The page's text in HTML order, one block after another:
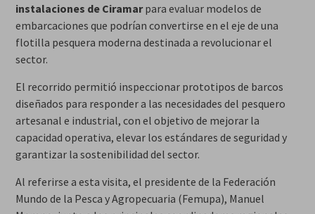
instalaciones de Ciramarpara evaluar modelos de
embarcaciones que podrían convertirse en el eje de una
flotilla pesquera moderna destinada a revolucionar el
sector.
El recorrido permitió inspeccionar prototipos de barcos
diseñados para responder a las necesidades del pesquero
artesanal e industrial, con el objetivo de mejorar la
capacidad operativa, elevar los estándares de seguridad y
garantizar la sostenibilidad del sector.
Al referirse a esta visita, el presidente de la Federación
Mundo de la Pesca y Agropecuaria (Femupa), Manuel